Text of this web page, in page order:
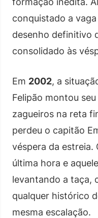
conquistado a
desenho definitivo
consolidado às
Em 2002, a
Felipão montou
zagueiros na reta
perdeu o capitão
véspera da estreia.
última hora e
levantando a taça,
qualquer histórico
mesma escalação.